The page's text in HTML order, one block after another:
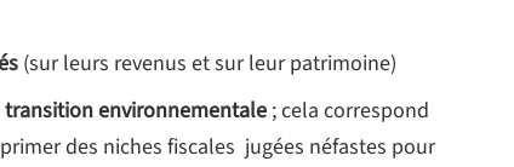
(sur leurs revenus et sur leur patrimoine)
environnementale; cela correspond
des niches fiscales jugées néfastes pour